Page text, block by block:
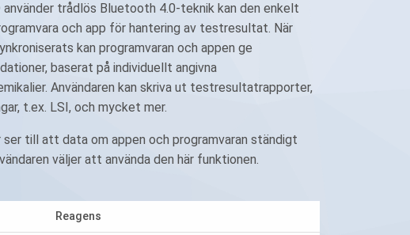
trådlös Bluetooth 4.0-teknik kan den enkelt
och app för hantering av testresultat. När
kan programvaran och appen ge
baserat på individuellt angivna
Användaren kan skriva ut testresultatrapporter,
t.ex. LSI, och mycket mer.
ser till att data om appen och programvaran ständigt
väljer att använda den här funktionen.
Reagens